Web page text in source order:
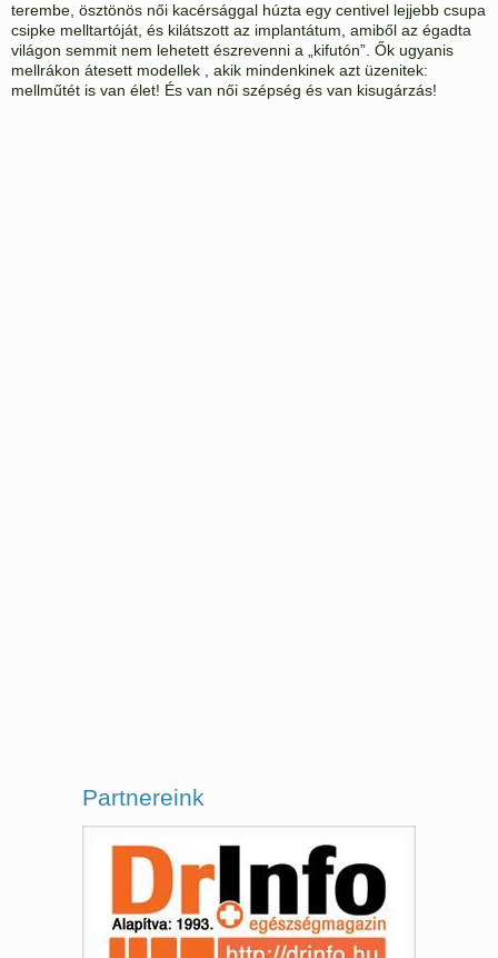
terembe, ösztönös női kacérsággal húzta egy centivel lejjebb csupa
csipke melltartóját, és kilátszott az implantátum, amiből az égadta
világon semmit nem lehetett észrevenni a „kifutón”. Ők ugyanis
mellrákon átesett modellek , akik mindenkinek azt üzenitek:
mellműtét is van élet! És van női szépség és van kisugárzás!
Partnereink